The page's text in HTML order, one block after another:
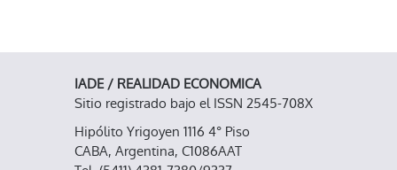
IADE / REALIDAD ECONOMICA
Sitio registrado bajo el ISSN 2545-708X
Hipólito Yrigoyen 1116 4° Piso
CABA, Argentina, C1086AAT